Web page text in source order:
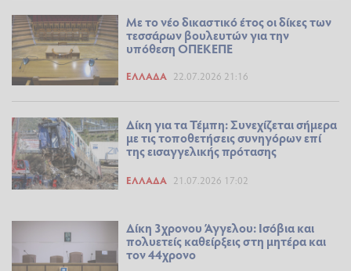
Με το νέο δικαστικό έτος οι δίκες των
τεσσάρων βουλευτών για την
υπόθεση ΟΠΕΚΕΠΕ
ΕΛΛΆΔΑ 22.07.2026 21:16
Δίκη για τα Τέμπη: Συνεχίζεται σήμερα
με τις τοποθετήσεις συνηγόρων επί
της εισαγγελικής πρότασης
ΕΛΛΆΔΑ 21.07.2026 17:02
Δίκη 3χρονου Άγγελου: Ισόβια και
πολυετείς καθείρξεις στη μητέρα και
τον 44χρονο